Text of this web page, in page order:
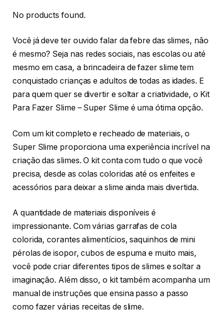
No products found.
Você já deve ter ouvido falar da febre das slimes, não
é mesmo? Seja nas redes sociais, nas escolas ou até
mesmo em casa, a brincadeira de fazer slime tem
conquistado crianças e adultos de todas as idades. E
para quem quer se divertir e soltar a criatividade, o Kit
Para Fazer Slime – Super Slime é uma ótima opção.
Com um kit completo e recheado de materiais, o
Super Slime proporciona uma experiência incrível na
criação das slimes. O kit conta com tudo o que você
precisa, desde as colas coloridas até os enfeites e
acessórios para deixar a slime ainda mais divertida.
A quantidade de materiais disponíveis é
impressionante. Com várias garrafas de cola
colorida, corantes alimentícios, saquinhos de mini
pérolas de isopor, cubos de espuma e muito mais,
você pode criar diferentes tipos de slimes e soltar a
imaginação. Além disso, o kit também acompanha um
manual de instruções que ensina passo a passo
como fazer várias receitas de slime.